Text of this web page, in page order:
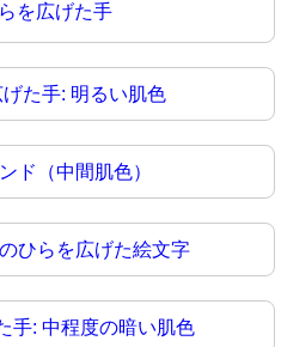
を広げた手
た手: 明るい肌色
ド（中間肌色）
ひらを広げた絵文字
手: 中程度の暗い肌色